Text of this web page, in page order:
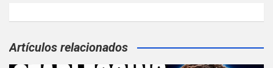
Artículos relacionados